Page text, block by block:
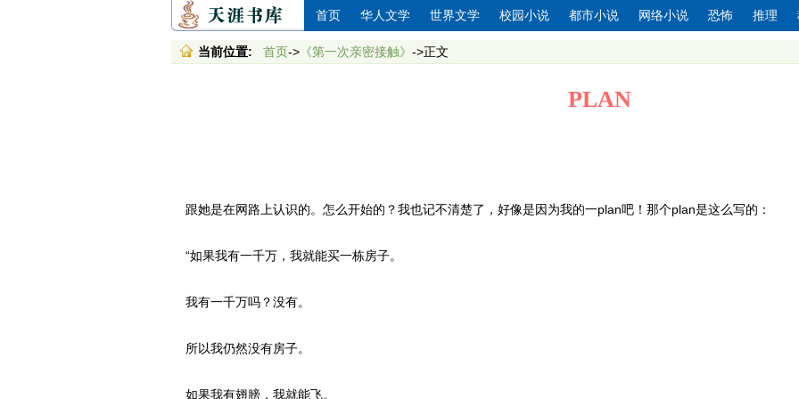
首页 华人文学 世界文学 校园小说 都市小说 网络小说 恐怖 推理
当前位置: 首页-> 《第一次亲密接触》 ->正文
PLAN
跟她是在网路上认识的。怎么开始的？我也记不清楚了，好像是因为我的一plan吧！那个plan是这么写的：
“如果我有一千万，我就能买一栋房子。
我有一千万吗？没有。
所以我仍然没有房子。
如果我有翅膀，我就能飞。